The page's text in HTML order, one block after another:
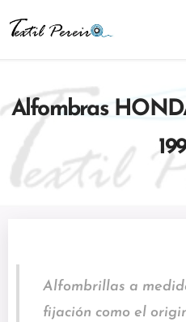
Alfombras
Alfombrillas a
fijación como el